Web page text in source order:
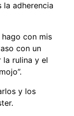
la adherencia
con mis
con un
rulina y el
y los